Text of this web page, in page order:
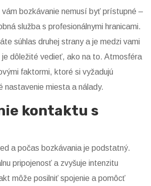
vám bozkávanie nemusí byť prístupné –
služba s profesionálnymi hranicami.
súhlas druhej strany a je medzi vami
je dôležité vedieť, ako na to. Atmosféra
faktormi, ktoré si vyžadujú
nastavenie miesta a nálady.
kontaktu s
a počas bozkávania je podstatný.
pripojenosť a zvyšuje intenzitu
môže posilniť spojenie a pomôcť